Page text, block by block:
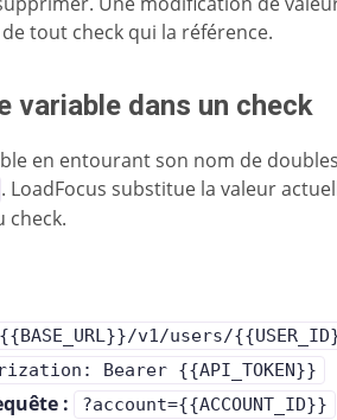
tout check qui la référence.
variable dans un check
en entourant son nom de
. LoadFocus substitue la valeur
check.
v1/users/
Bearer {{API_TOKEN}}
: ?account={{ACCOUNT_ID}}